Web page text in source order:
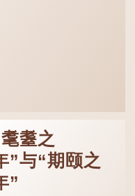
耋之
”与“期颐之
”